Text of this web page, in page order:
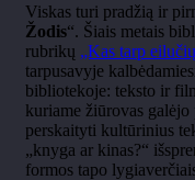
Viskas turi pradžią ir
Žodis“. Šiais metais
rubrikų „Kas tarp
tarpusavyje
bibliotekoje: teksto ir
kuriame žiūrovas
perskaityti kultūrinius
„knyga ar kinas?“
formos tapo